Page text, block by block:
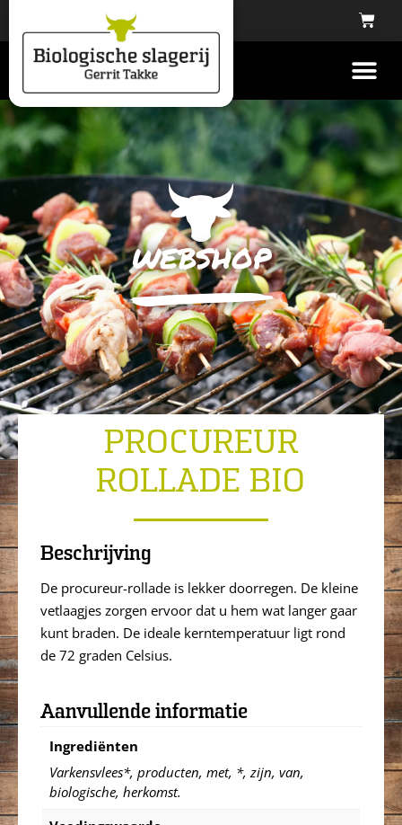
webshop
PROCUREUR
ROLLADE BIO
Beschrijving
De procureur-rollade is lekker doorregen. De kleine
vetlaagjes zorgen ervoor dat u hem wat langer gaar
kunt braden. De ideale kerntemperatuur ligt rond
de 72 graden Celsius.
Aanvullende informatie
Ingrediënten
Varkensvlees*, producten, met, *, zijn, van,
biologische, herkomst.